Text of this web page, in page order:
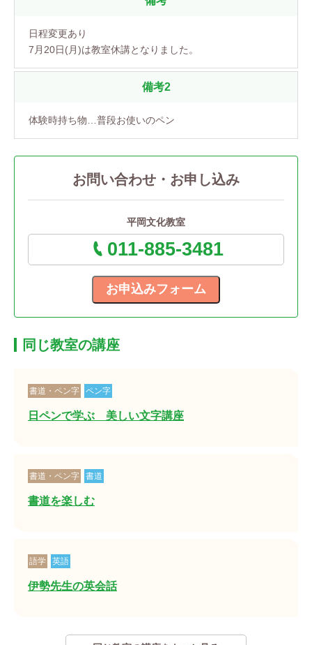
日程変更あり
7月20日(月)は教室休講となりました。
備考2
体験時持ち物…普段お使いのペン
お問い合わせ・お申し込み
平岡文化教室
011-885-3481
同じ教室の講座
書道・ペン字 ペン字
日ペンで学ぶ 美しい文字講座
書道・ペン字 書道
書道を楽しむ
語学 英語
伊勢先生の英会話